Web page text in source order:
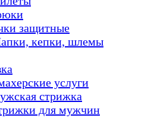
защитные
кепки, шлемы
услуги
стрижка
для мужчин